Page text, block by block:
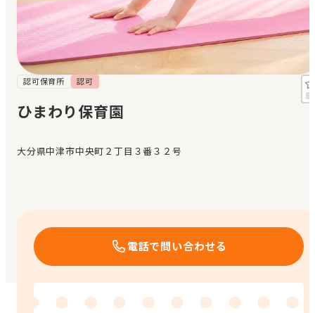
見学日記
メッセージ
おすすめの園
エンクルの特徴と活用方法
認可保育所 認可
ひまわり保育園
大分県中津市中央町２丁目３番３２号
電話で問い合わせる